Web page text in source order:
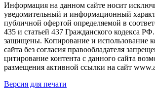
Информация на данном сайте носит
уведомительный и информационный
публичной офертой определяемой в
435 и статьей 437 Гражданского кодекса
защищены. Копирование и использование
сайта без согласия правообладателя
цитирование контента с данного сайта
размещения активной ссылки на сайт
Версия для печати